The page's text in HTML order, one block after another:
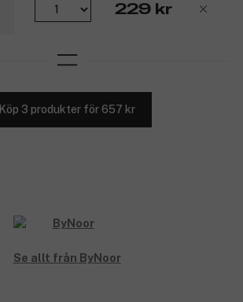
229 kr
Köp 3 produkter för 657 kr
Se allt från ByNoor